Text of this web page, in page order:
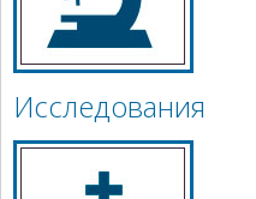
Исследования